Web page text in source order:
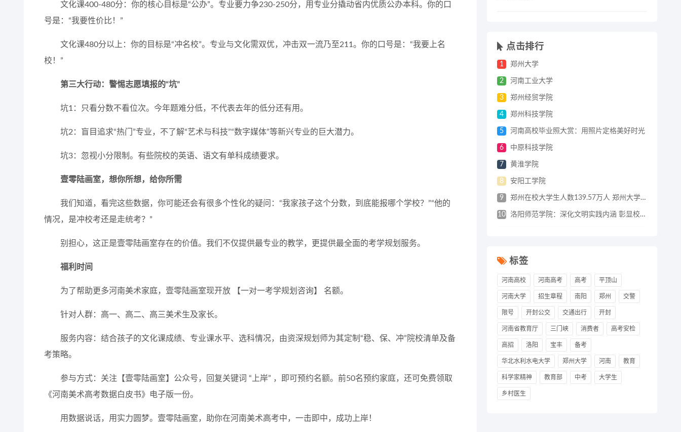
文化课400-480分：你的核心目标是“公办”。专业要力争230-250分，用专业分撬动省内优质公办本科。你的口
号是：“我要性价比！”
文化课480分以上：你的目标是“冲名校”。专业与文化需双优，冲击双一流乃至211。你的口号是：“我要上名
校！”
第三大行动：警惕志愿填报的“坑”
坑1：只看分数不看位次。今年题难分低，不代表去年的低分还有用。
坑2：盲目追求“热门”专业，不了解“艺术与科技”“数字媒体”等新兴专业的巨大潜力。
坑3：忽视小分限制。有些院校的英语、语文有单科成绩要求。
壹零陆画室，想你所想，给你所需
我们知道，看完这些数据，你可能还会有很多个性化的疑问：“我家孩子这个分数，到底能报哪个学校？”“他的
情况，是冲校考还是走统考？”
别担心，这正是壹零陆画室存在的价值。我们不仅提供最专业的教学，更提供最全面的考学规划服务。
福利时间
为了帮助更多河南美术家庭，壹零陆画室现开放 【一对一考学规划咨询】 名额。
针对人群：高一、高二、高三美术生及家长。
服务内容：结合孩子的文化课成绩、专业课水平、选科情况，由资深规划师为其定制“稳、保、冲”院校清单及备
考策略。
参与方式：关注【壹零陆画室】公众号，回复关键词 “上岸” ，即可预约名额。前50名预约家庭，还可免费领取
《河南美术高考数据白皮书》电子版一份。
用数据说话，用实力圆梦。壹零陆画室，助你在河南美术高考中，一击即中，成功上岸！
点击排行
1 郑州大学
2 河南工业大学
3 郑州经贸学院
4 郑州科技学院
5 河南高校毕业照大赏：用照片定格美好时光
6 中原科技学院
7 黄淮学院
8 安阳工学院
9 郑州在校大学生人数139.57万人 郑州大学全日制在校生人数全国第一
10 洛阳师范学院：深化文明实践内涵 彰显校园文明底色
标签
河南高校 河南高考 高考 平顶山
河南大学 招生章程 南阳 郑州 交警
限号 开封公交 交通出行 开封
河南省教育厅 三门峡 消费者 高考安检
高招 洛阳 宝丰 备考
华北水利水电大学 郑州大学 河南 教育
科学家精神 教育部 中考 大学生
乡村医生